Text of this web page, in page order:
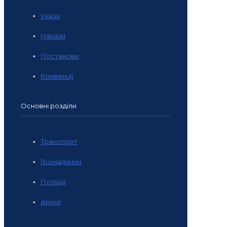
Укази
Накази
Постанови
Конвенції
Основні розділи
Транспорт
Громадянин
Поліція
Армія